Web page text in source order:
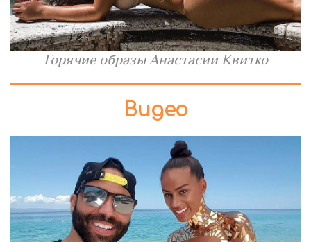
Горячие образы Анастасии Квитко
Видео